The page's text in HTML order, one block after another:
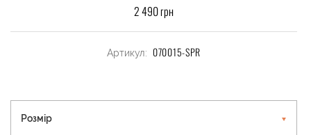
2 490 грн
Артикул: 070015-SPR
Розмір